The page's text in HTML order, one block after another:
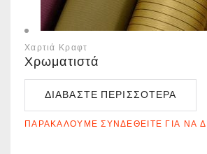
Χαρτιά Κραφτ
Χρωματιστά
ΔΙΑΒΆΣΤΕ ΠΕΡΙΣΣΌΤΕΡΑ
ΠΑΡΑΚΑΛΟΎΜΕ ΣΥΝΔΕΘΕΊΤΕ ΓΙΑ ΝΑ